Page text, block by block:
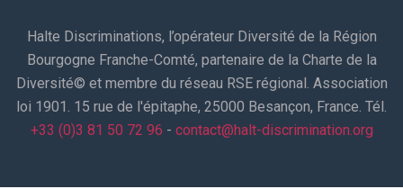
Halte Discriminations, l’opérateur Diversité de la Région
Bourgogne Franche-Comté, partenaire de la Charte de la
Diversité© et membre du réseau RSE régional. Association
loi 1901. 15 rue de l'épitaphe, 25000 Besançon, France. Tél.
+33 (0)3 81 50 72 96 - contact@halt-discrimination.org